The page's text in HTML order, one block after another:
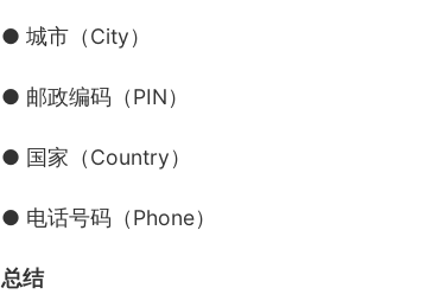
● 城市（City）
● 邮政编码（PIN）
● 国家（Country）
● 电话号码（Phone）
总结